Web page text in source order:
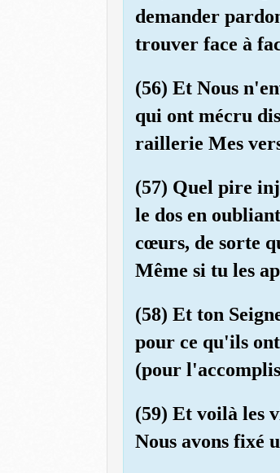
demander
trouver face à
(56) Et Nous
qui ont mécru
raillerie Mes
(57) Quel pire
le dos en
cœurs, de sorte
Même si tu les
(58) Et ton
pour ce qu'ils
(pour
(59) Et voilà les
Nous avons fixé